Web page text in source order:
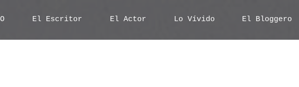
El Escritor El Actor Lo Vívido El Bloggero